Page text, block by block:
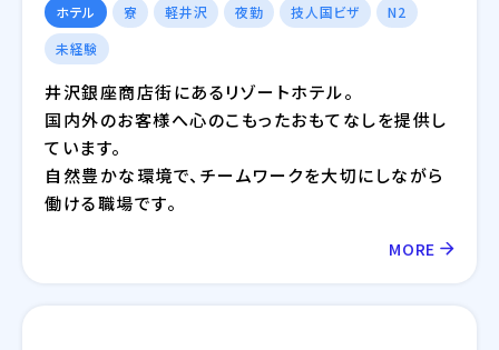
ホテル
寮 軽井沢 夜勤 技人国ビザ
N2
未経験
井沢銀座商店街にあるリゾートホテル。
国内外のお客様へ心のこもったおもてなしを提供し
ています。
自然豊かな環境で、チームワークを大切にしながら
働ける職場です。
MORE